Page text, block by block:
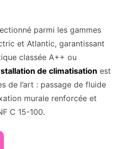
parmi les gammes
et Atlantic, garantissant
classée A++ ou
de climatisation est
de l’art : passage de fluide
murale renforcée et
C 15-100.